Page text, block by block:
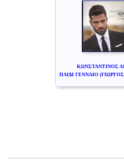
ΚΩΝΣΤΑΝΤΙΝΟΣ
ΠΑΙΔΙ ΓΕΝΝΑΙΟ